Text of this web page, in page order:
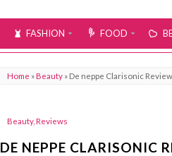
FASHION FOOD
Home »Beauty » De neppe Clarisonic Review
Beauty, Reviews
DE NEPPE CLARISONIC